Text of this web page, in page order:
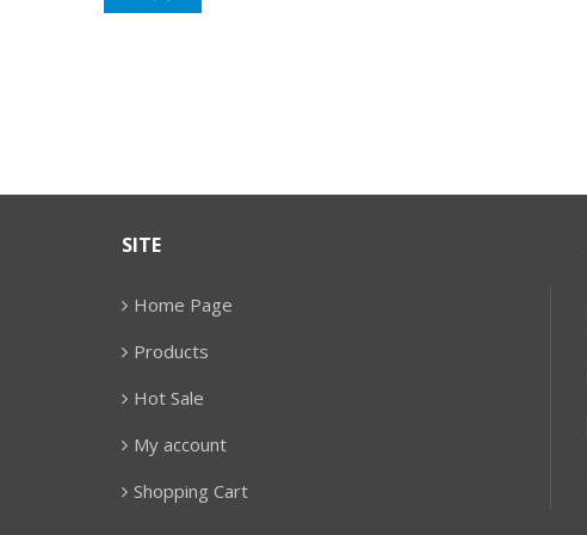
SITE
Home Page
Products
Hot Sale
My account
Shopping Cart